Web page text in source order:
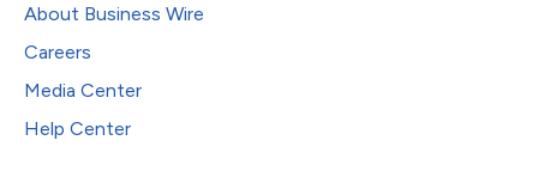
About Business Wire
Careers
Media Center
Help Center